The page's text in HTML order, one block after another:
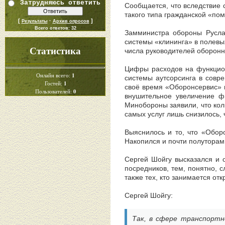
Затрудняюсь ответить
[ Результаты· Архив опросов]
Всего ответов: 32
Статистика
Онлайн всего: 1
Гостей: 1
Пользователей: 0
Сообщается, что вследствие
такого типа гражданской
Замминистра обороны
системы «клининга» в
числа руководителей
Цифры расходов на
системы аутсорсинга в
своё время
внушительное увеличение
Минобороны заявили, что
самых услуг лишь
Выяснилось и то, что
Накопился и почти
Сергей Шойгу высказался и
посредников, тем, понятно,
также тех, кто занимается
Сергей Шойгу:
Так, в сфере